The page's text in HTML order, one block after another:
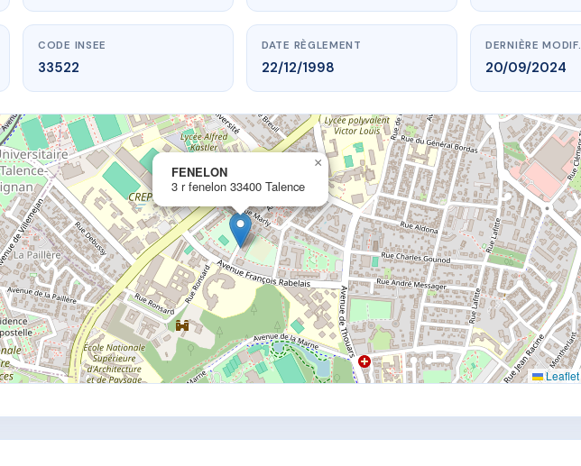
www.vme.plus/AF3453149
FENELON
3 r fenelon33400 Talence
CODE INSEE
33522
DATE RÈGLEMENT
22/12/1998
DERNIÈRE MODIF.
20/09/2024
FENELON
3 r fenelon 33400 Talence
×
Leaflet